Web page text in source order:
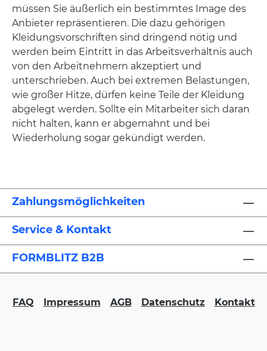
müssen Sie äußerlich ein bestimmtes Image des
Anbieter repräsentieren. Die dazu gehörigen
Kleidungsvorschriften sind dringend nötig und
werden beim Eintritt in das Arbeitsverhältnis auch
von den Arbeitnehmern akzeptiert und
unterschrieben. Auch bei extremen Belastungen,
wie großer Hitze, dürfen keine Teile der Kleidung
abgelegt werden. Sollte ein Mitarbeiter sich daran
nicht halten, kann er abgemahnt und bei
Wiederholung sogar gekündigt werden.
Zahlungsmöglichkeiten
Service & Kontakt
FORMBLITZ B2B
FAQ Impressum AGB Datenschutz Kontakt